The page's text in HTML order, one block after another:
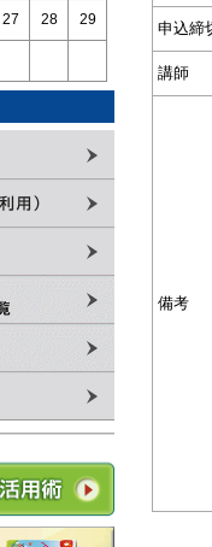
27 28 29 申込締
講師
備考